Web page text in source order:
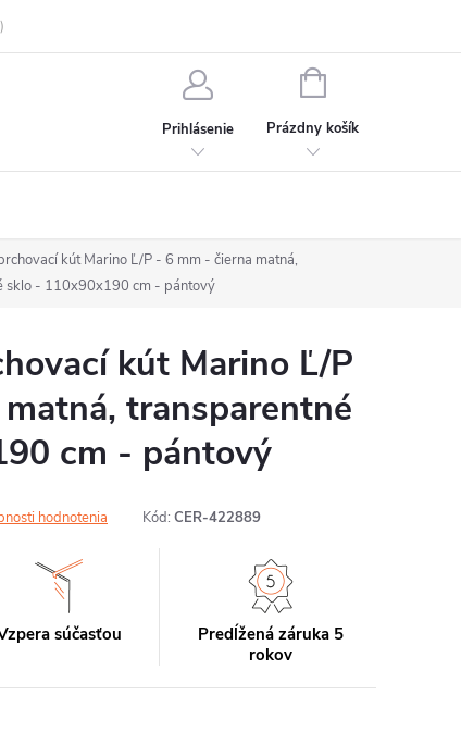
ochrany osobných údajov
Prihlásenie
NÁKUPNÝ
Prázdny košík
kút Marino Ľ/P - 6 mm - čierna matná,
sklo - 110x90x190 cm - pántový
kút Marino Ľ/P
transparentné
cm - pántový
hodnotenia Kód: CER-422889
súčasťou
Predĺžená záruka 5
rokov